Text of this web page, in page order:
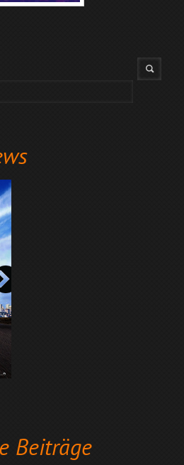
Beiträge